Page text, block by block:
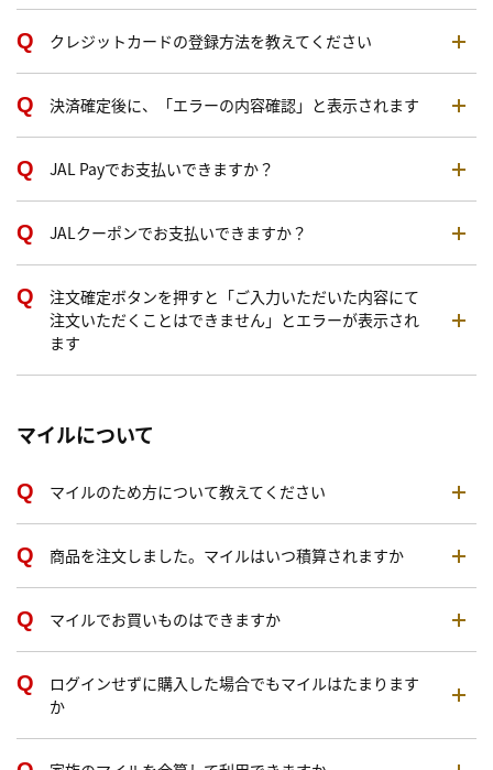
クレジットカードの登録方法を教えてください
決済確定後に、「エラーの内容確認」と表示されます
JAL Payでお支払いできますか？
JALクーポンでお支払いできますか？
注文確定ボタンを押すと「ご入力いただいた内容にて
注文いただくことはできません」とエラーが表示され
ます
マイルについて
マイルのため方について教えてください
商品を注文しました。マイルはいつ積算されますか
マイルでお買いものはできますか
ログインせずに購入した場合でもマイルはたまります
か